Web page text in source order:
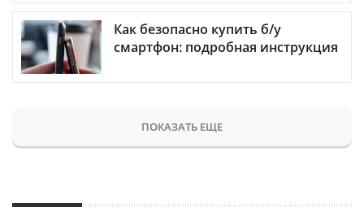
Как безопасно купить б/у
смартфон: подробная инструкция
ПОКАЗАТЬ ЕЩЕ